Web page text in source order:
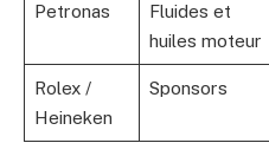
Petronas
Fluides et
huiles moteur
Rolex /
Heineken
Sponsors